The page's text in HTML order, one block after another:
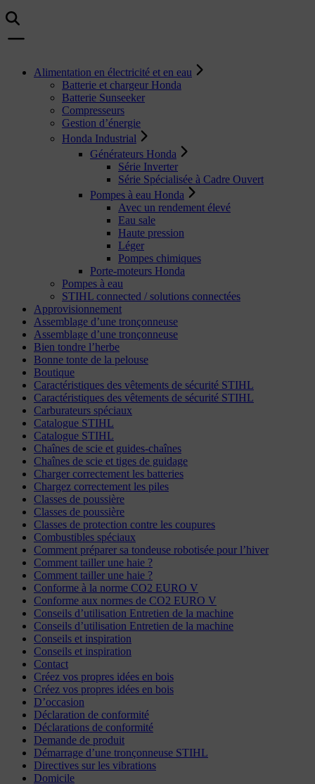
Alimentation en électricité et en eau
Batterie et chargeur Honda
Batterie Sunseeker
Compresseurs
Gestion d’énergie
Honda Industrial
Générateurs Honda
Série Inverter
Série Spécialisée à Cadre Ouvert
Pompes à eau Honda
Avec un rendement élevé
Eau sale
Haute pression
Léger
Pompes chimiques
Porte-moteurs Honda
Pompes à eau
STIHL connected / solutions connectées
Approvisionnement
Assemblage d’une tronçonneuse
Assemblage d’une tronçonneuse
Bien tondre l’herbe
Bonne tonte de la pelouse
Boutique
Caractéristiques des vêtements de sécurité STIHL
Caractéristiques des vêtements de sécurité STIHL
Carburateurs spéciaux
Catalogue STIHL
Catalogue STIHL
Chaînes de scie et guides-chaînes
Chaînes de scie et tiges de guidage
Charger correctement les batteries
Chargez correctement les piles
Classes de poussière
Classes de poussière
Classes de protection contre les coupures
Combustibles spéciaux
Comment préparer sa tondeuse robotisée pour l’hiver
Comment tailler une haie ?
Comment tailler une haie ?
Conforme à la norme CO2 EURO V
Conforme aux normes de CO2 EURO V
Conseils d’utilisation Entretien de la machine
Conseils d’utilisation Entretien de la machine
Conseils et inspiration
Conseils et inspiration
Contact
Créez vos propres idées en bois
Créez vos propres idées en bois
D’occasion
Déclaration de conformité
Déclarations de conformité
Demande de produit
Démarrage d’une tronçonneuse STIHL
Directives sur les vibrations
Domicile